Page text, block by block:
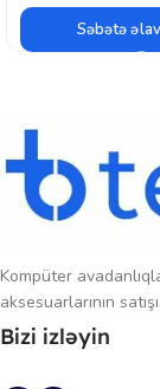
uzunmüddətli
dizaynı və aşağı
Səbətə
Kompüter
aksesuarlarının satışı.
Bizi izləyin